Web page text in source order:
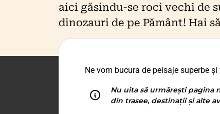
aici găsindu-se roci vechi de
dinozauri de pe Pământ! Hai
Ne vom bucura de peisaje superbe
Nu uita să urmărești pagina
din trasee, destinații și alte